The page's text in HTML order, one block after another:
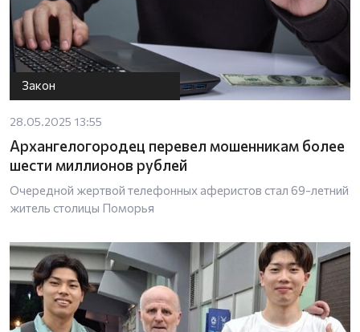
Закон
28.05.2025 13:55
Архангелогородец перевел мошенникам более
шести миллионов рублей
Очередной жертвой телефонных аферистов стал 69-летний
житель столицы Поморья